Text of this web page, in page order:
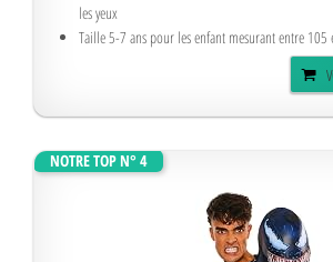
les yeux
Taille 5-7 ans pour les enfant mesurant entre 105
NOTRE TOP N° 4